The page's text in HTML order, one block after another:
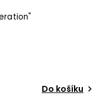
Do košíku